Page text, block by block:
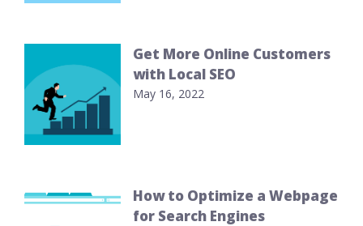
Get More Online Customers
with Local SEO
May 16, 2022
How to Optimize a Webpage
for Search Engines